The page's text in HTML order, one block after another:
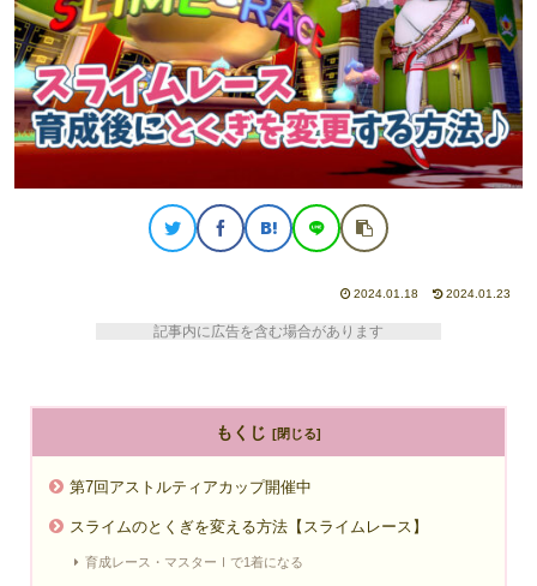
2024.01.18 2024.01.23
記事内に広告を含む場合があります
もくじ
第7回アストルティアカップ開催中
スライムのとくぎを変える方法【スライムレース】
育成レース・マスターⅠで1着になる